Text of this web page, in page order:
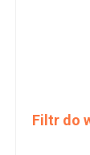
Filtr do